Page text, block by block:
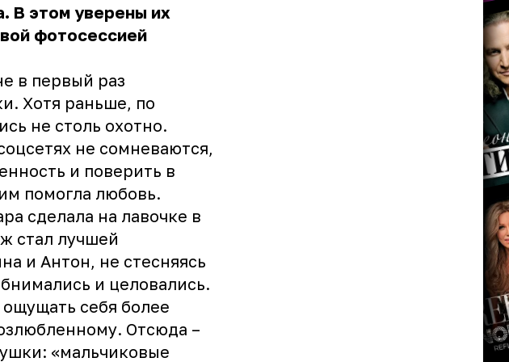
В этом уверены их
фотосессией
в первый раз
Хотя раньше, по
не столь охотно.
не сомневаются,
и поверить в
помогла любовь.
сделала на лавочке в
стал лучшей
и Антон, не стесняясь
и целовались.
ощущать себя более
Отсюда –
«мальчиковые